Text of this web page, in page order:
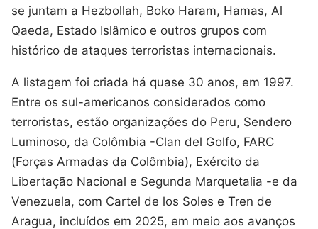
se juntam a Hezbollah, Boko Haram, Hamas, Al
Qaeda, Estado Islâmico e outros grupos com
histórico de ataques terroristas internacionais.
A listagem foi criada há quase 30 anos, em 1997.
Entre os sul-americanos considerados como
terroristas, estão organizações do Peru, Sendero
Luminoso, da Colômbia -Clan del Golfo, FARC
(Forças Armadas da Colômbia), Exército da
Libertação Nacional e Segunda Marquetalia -e da
Venezuela, com Cartel de los Soles e Tren de
Aragua, incluídos em 2025, em meio aos avanços